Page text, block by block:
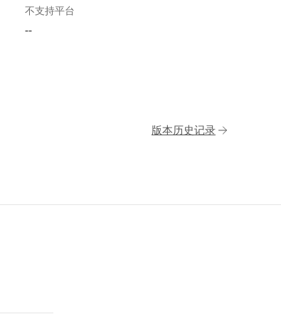
不支持平台
--
版本历史记录